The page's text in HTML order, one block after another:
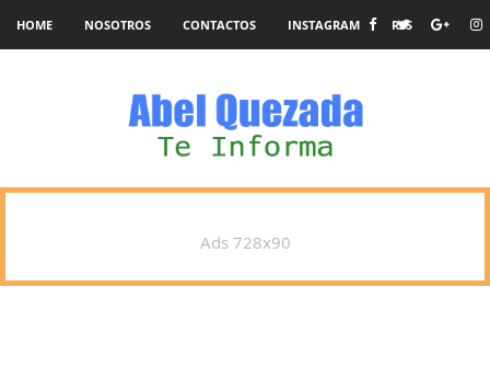
HOME NOSOTROS CONTACTOS INSTAGRAM RSS
Ads 728x90